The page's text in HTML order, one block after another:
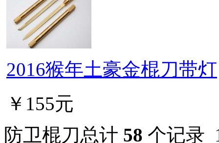
2016猴年土豪金棍刀带灯
￥155元
防卫棍刀总计 58 个记录